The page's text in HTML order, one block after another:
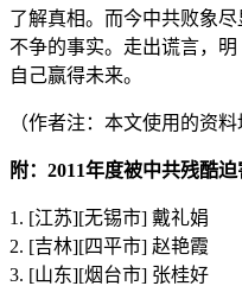
了解真相。而今中共败象
不争的事实。走出谎言，
自己赢得未来。
（作者注：本文使用的资
附：2011年度被中共残酷
1. [江苏][无锡市] 戴礼娟
2. [吉林][四平市] 赵艳霞
3. [山东][烟台市] 张桂好